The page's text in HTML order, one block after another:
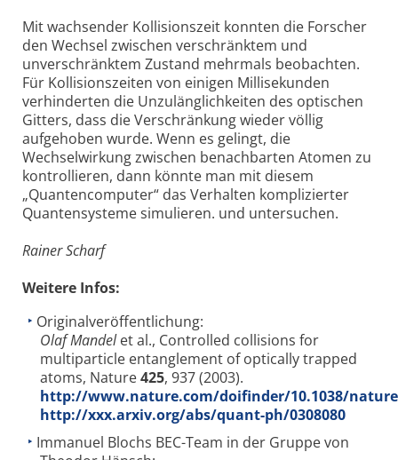
Mit wachsender Kollisionszeit konnten die Forscher
den Wechsel zwischen verschränktem und
unverschränktem Zustand mehrmals beobachten.
Für Kollisionszeiten von einigen Millisekunden
verhinderten die Unzulänglichkeiten des optischen
Gitters, dass die Verschränkung wieder völlig
aufgehoben wurde. Wenn es gelingt, die
Wechselwirkung zwischen benachbarten Atomen zu
kontrollieren, dann könnte man mit diesem
„Quantencomputer“ das Verhalten komplizierter
Quantensysteme simulieren. und untersuchen.
Rainer Scharf
Weitere Infos:
Originalveröffentlichung:
Olaf Mandelet al., Controlled collisions for
multiparticle entanglement of optically trapped
atoms, Nature425, 937 (2003).
http://www.nature.com/doifinder/10.1038/
http://xxx.arxiv.org/abs/quant-ph/0308080
Immanuel Blochs BEC-Team in der Gruppe von